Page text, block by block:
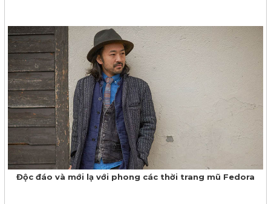
Độc đáo và mới lạ với phong các thời trang mũ Fedora